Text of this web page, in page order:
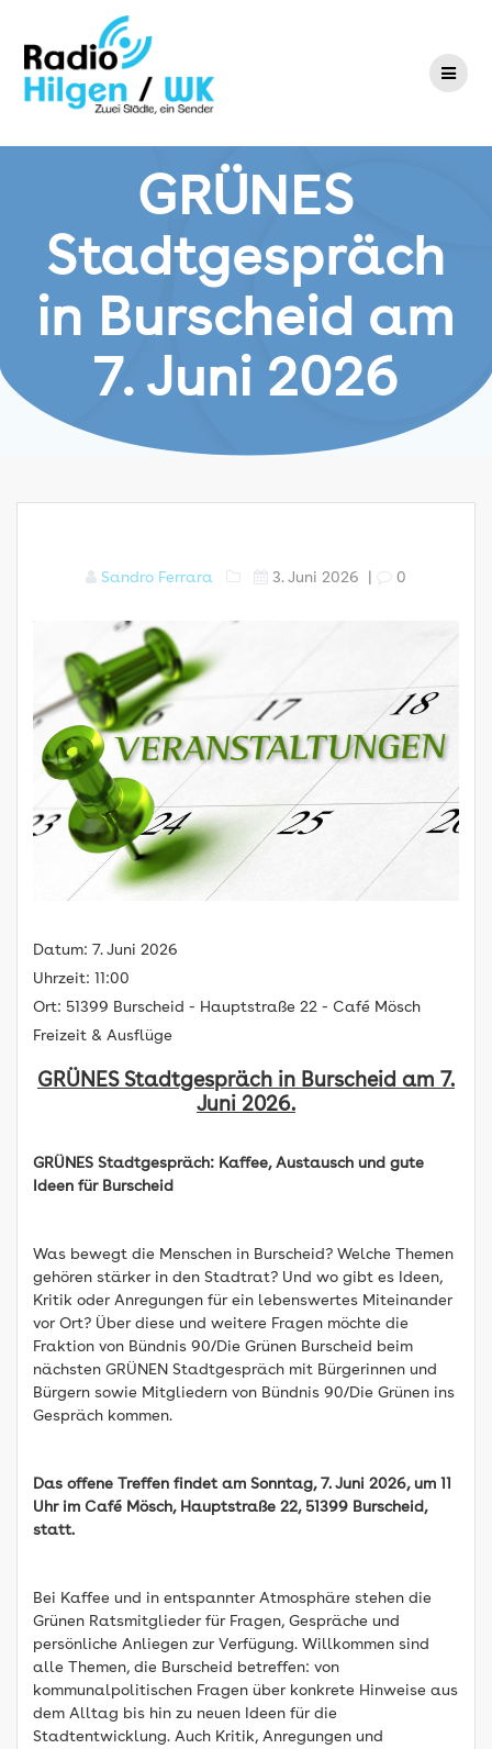
springen
GRÜNES
Stadtgespräch
in Burscheid am
7. Juni 2026
Sandro Ferrara 3. Juni 2026 0
Datum: 7. Juni 2026
Uhrzeit: 11:00
Ort: 51399 Burscheid - Hauptstraße 22 - Café Mösch
Freizeit & Ausflüge
GRÜNES Stadtgespräch in Burscheid am 7.
Juni 2026.
GRÜNES Stadtgespräch: Kaffee, Austausch und gute
Ideen für Burscheid
Was bewegt die Menschen in Burscheid? Welche Themen
gehören stärker in den Stadtrat? Und wo gibt es Ideen,
Kritik oder Anregungen für ein lebenswertes Miteinander
vor Ort? Über diese und weitere Fragen möchte die
Fraktion von Bündnis 90/Die Grünen Burscheid beim
nächsten GRÜNEN Stadtgespräch mit Bürgerinnen und
Bürgern sowie Mitgliedern von Bündnis 90/Die Grünen ins
Gespräch kommen.
Das offene Treffen findet am Sonntag, 7. Juni 2026, um 11
Uhr im Café Mösch, Hauptstraße 22, 51399 Burscheid,
statt.
Bei Kaffee und in entspannter Atmosphäre stehen die
Grünen Ratsmitglieder für Fragen, Gespräche und
persönliche Anliegen zur Verfügung. Willkommen sind
alle Themen, die Burscheid betreffen: von
kommunalpolitischen Fragen über konkrete Hinweise aus
dem Alltag bis hin zu neuen Ideen für die
Stadtentwicklung. Auch Kritik, Anregungen und